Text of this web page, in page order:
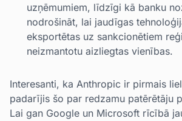
uzņēmumiem, līdzīgi kā banku
nodrošināt, lai jaudīgas
eksportētas uz sankcionētiem
neizmantotu aizliegtas vienības.
Interesanti, ka Anthropic ir pirmais
padarījis šo par redzamu patērētāju
Lai gan Google un Microsoft rīcībā